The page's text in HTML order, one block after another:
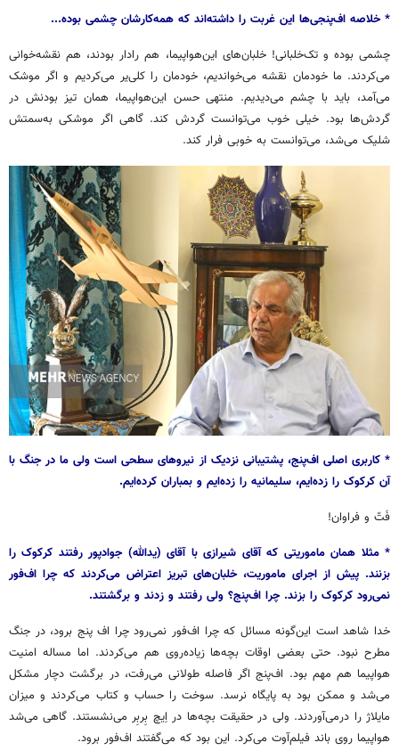
* خلاصه اف‌پنجی‌ها این غربت را داشته‌اند که همه‌کارشان چشمی بوده...
چشمی بوده و تک‌خلبانی! خلبان‌های این‌هواپیما، هم رادار بودند، هم نقشه‌خوانی
می‌کردند. ما خودمان نقشه می‌خواندیم، خودمان را کلی‌یر می‌کردیم و اگر موشک
می‌آمد، باید با چشم می‌دیدیم. منتهی حسن این‌هواپیما، همان تیز بودنش در
گردش‌ها بود. خیلی خوب می‌توانست گردش کند. گاهی اگر موشکی به‌سمتش
شلیک می‌شد، می‌توانست به خوبی فرار کند.
* کاربری اصلی اف‌پنج، پشتیبانی نزدیک از نیروهای سطحی است ولی ما در جنگ با
آن کرکوک را زده‌ایم، سلیمانیه را زده‌ایم و بمباران کرده‌ایم.
فَتّ و فراوان!
* مثلا همان ماموریتی که آقای شیرازی با آقای (یدالله) جوادپور رفتند کرکوک را
بزنند. پیش از اجرای ماموریت، خلبان‌های تبریز اعتراض می‌کردند که چرا اف‌فور
نمی‌رود کرکوک را بزند. چرا اف‌پنج؟ ولی رفتند و زدند و برگشتند.
خدا شاهد است این‌گونه مسائل که چرا اف‌فور نمی‌رود چرا اف پنج برود، در جنگ
مطرح نبود. حتی بعضی اوقات بچه‌ها زیاده‌روی هم می‌کردند. اما مساله امنیت
هواپیما هم مهم بود. اف‌پنج اگر فاصله طولانی می‌رفت، در برگشت دچار مشکل
می‌شد و ممکن بود به پایگاه نرسد. سوخت را حساب و کتاب می‌کردند و میزان
مایلاژ را درمی‌آوردند. ولی در حقیقت بچه‌ها در اِیچ بِربِر می‌نشستند. گاهی می‌شد
هواپیما روی باند فیلم‌آوت می‌کرد. این بود که می‌گفتند اف‌فور برود.